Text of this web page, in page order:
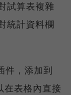
試算表複雜
統計資料欄
件，添加到
表格內直接